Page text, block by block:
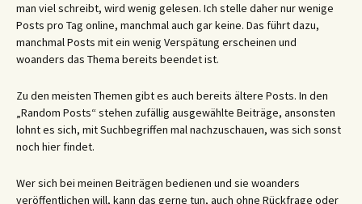
man viel schreibt, wird wenig gelesen. Ich stelle daher nur wenige
Posts pro Tag online, manchmal auch gar keine. Das führt dazu,
manchmal Posts mit ein wenig Verspätung erscheinen und
woanders das Thema bereits beendet ist.
Zu den meisten Themen gibt es auch bereits ältere Posts. In den
„Random Posts“ stehen zufällig ausgewählte Beiträge, ansonsten
lohnt es sich, mit Suchbegriffen mal nachzuschauen, was sich sonst
noch hier findet.
Wer sich bei meinen Beiträgen bedienen und sie woanders
veröffentlichen will, kann das gerne tun, auch ohne Rückfrage oder